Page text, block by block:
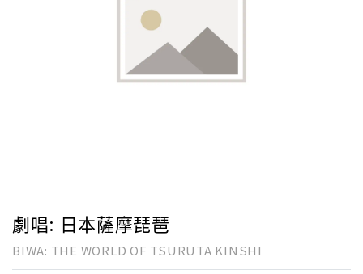
劇唱: 日本薩摩琵琶
BIWA: THE WORLD OF TSURUTA KINSHI